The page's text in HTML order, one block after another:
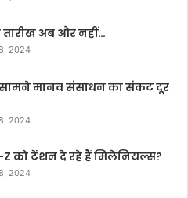
तारीख अब और नहीं…
2024
मानव संसाधन का संकट दूर
2024
Z को टेंशन दे रहे हैं मिलेनियल्स?
2024